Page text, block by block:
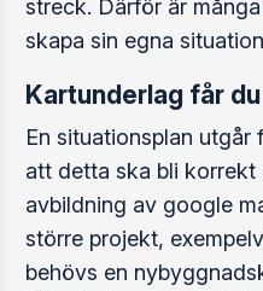
streck. Därför är
skapa sin egna
Kartunderlag får
En situationsplan utgår
att detta ska bli korrekt
avbildning av google
större projekt,
behövs en